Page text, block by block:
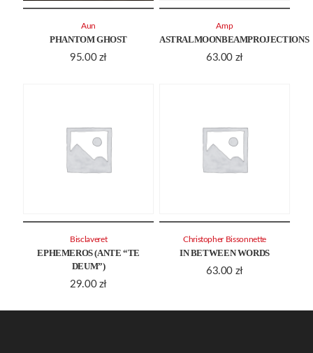
PHANTOM GHOST
95.00 zł
Aun
ASTRALMOONBEAMPROJECTIONS
63.00 zł
Amp
EPHEMEROS (ANTE “TE
DEUM”)
29.00 zł
Bisclaveret
IN BETWEEN WORDS
63.00 zł
Christopher Bissonnette